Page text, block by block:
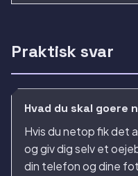
Praktisk svar
Hvad du skal goere
Hvis du netop fik det
og giv dig selv et
din telefon og dine